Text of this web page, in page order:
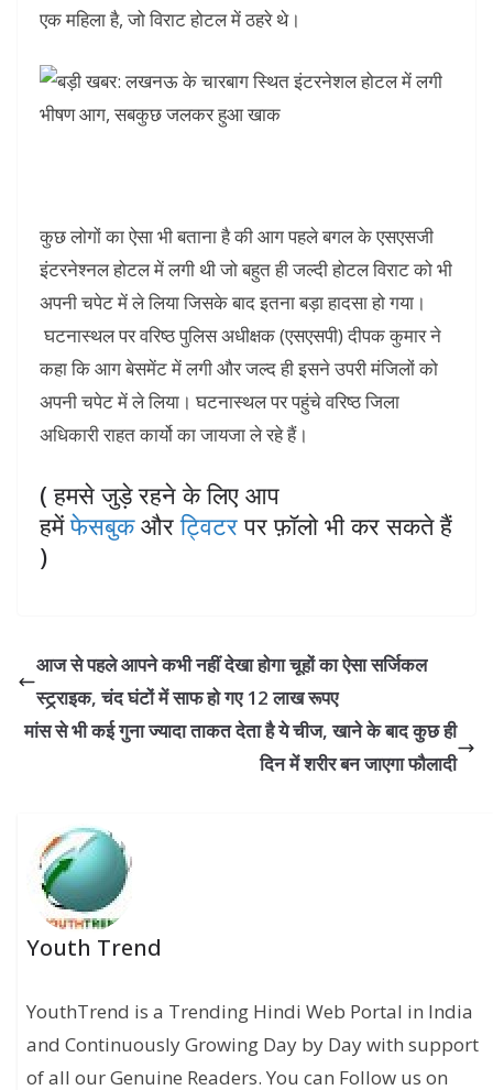
एक महिला है, जो विराट होटल में ठहरे थे।
कुछ लोगों का ऐसा भी बताना है की आग पहले बगल के एसएसजी
इंटरनेश्नल होटल में लगी थी जो बहुत ही जल्दी होटल विराट को भी
अपनी चपेट में ले लिया जिसके बाद इतना बड़ा हादसा हो गया।
घटनास्थल पर वरिष्ठ पुलिस अधीक्षक (एसएसपी) दीपक कुमार ने
कहा कि आग बेसमेंट में लगी और जल्द ही इसने उपरी मंजिलों को
अपनी चपेट में ले लिया। घटनास्थल पर पहुंचे वरिष्ठ जिला
अधिकारी राहत कार्यो का जायजा ले रहे हैं।
( हमसे जुड़े रहने के लिए आप
हमेंफेसबुकऔरट्विटरपर फ़ॉलो भी कर सकते हैं
)
आज से पहले आपने कभी नहीं देखा होगा चूहों का ऐसा सर्जिकल
स्‍ट्र्राइक, चंद घंटों में साफ हो गए 12 लाख रूपए
मांस से भी कई गुना ज्यादा ताकत देता है ये चीज, खाने के बाद कुछ ही
दिन में शरीर बन जाएगा फौलादी
Youth Trend
YouthTrend is a Trending Hindi Web Portal in India
and Continuously Growing Day by Day with support
of all our Genuine Readers. You can Follow us on